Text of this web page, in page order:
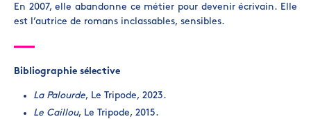
En 2007, elle abandonne ce métier pour devenir écrivain. Elle
est l’autrice de romans inclassables, sensibles.
Bibliographie sélective
La Palourde, Le Tripode, 2023.
Le Caillou, Le Tripode, 2015.